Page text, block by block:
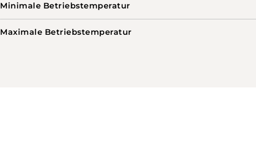
Minimale Betriebstemperatur
Maximale Betriebstemperatur